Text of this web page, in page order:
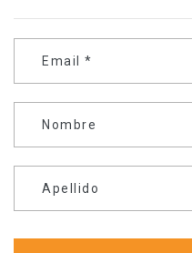
Email *
Nombre
Apellido